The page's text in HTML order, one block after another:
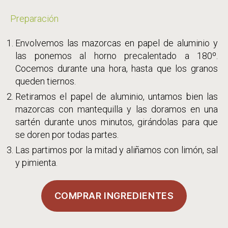
Preparación
Envolvemos las mazorcas en papel de aluminio y
las ponemos al horno precalentado a 180º.
Cocemos durante una hora, hasta que los granos
queden tiernos.
Retiramos el papel de aluminio, untamos bien las
mazorcas con mantequilla y las doramos en una
sartén durante unos minutos, girándolas para que
se doren por todas partes.
Las partimos por la mitad y aliñamos con limón, sal
y pimienta.
COMPRAR INGREDIENTES